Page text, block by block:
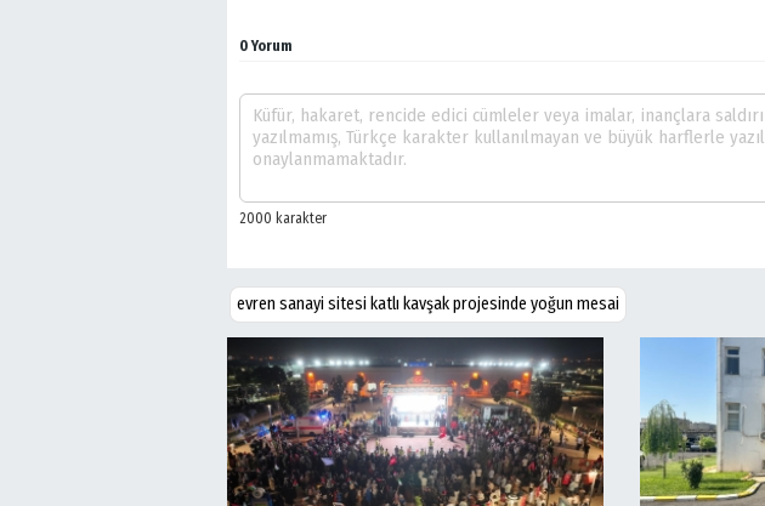
0 Yorum
evren sanayi sitesi katlı kavşak projesinde yoğun mesai